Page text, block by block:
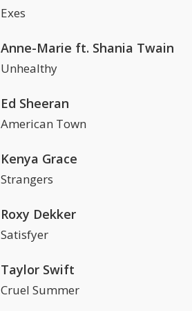
Exes
Anne-Marie ft. Shania Twain
Unhealthy
Ed Sheeran
American Town
Kenya Grace
Strangers
Roxy Dekker
Satisfyer
Taylor Swift
Cruel Summer